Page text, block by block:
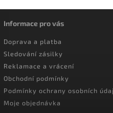
Informace pro vás
Doprava a platba
Sledování zásilky
Reklamace a vrácení
Obchodní podmínky
Podmínky ochrany osobních
Moje objednávka